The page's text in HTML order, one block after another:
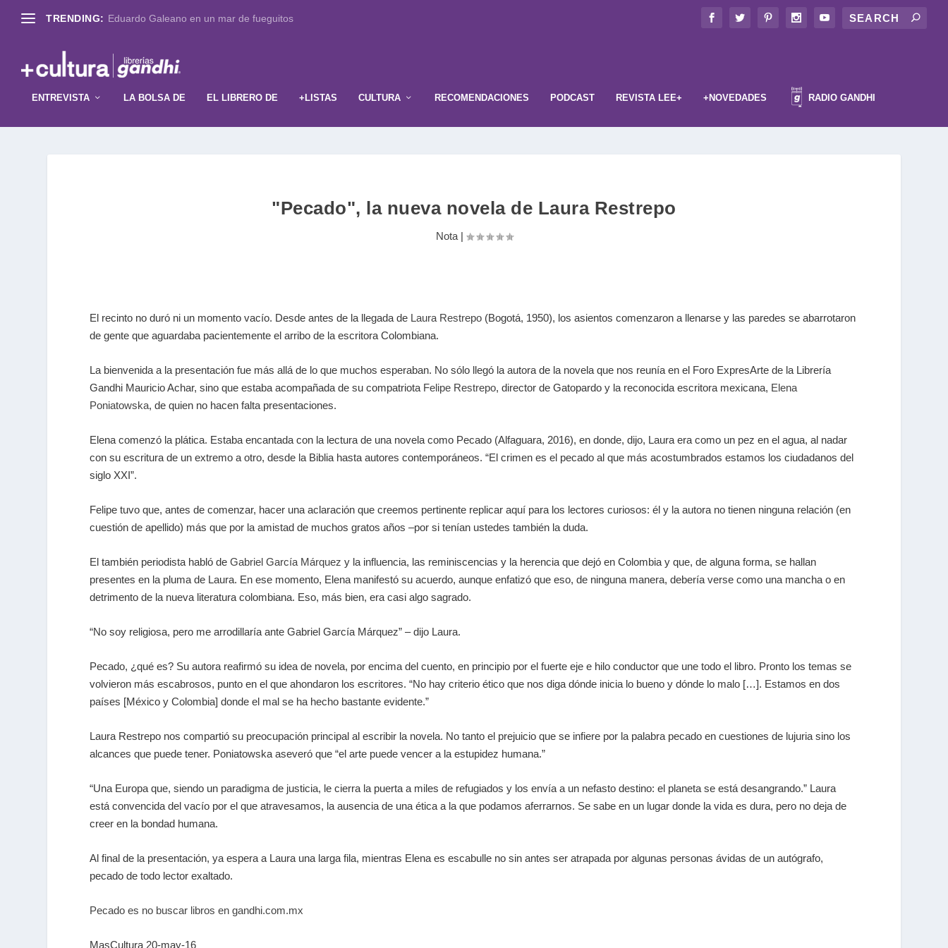
TRENDING: Eduardo Galeano en un mar de fueguitos
ENTREVISTA LA BOLSA DE EL LIBRERO DE +LISTAS CULTURA RECOMENDACIONES PODCAST REVISTA LEE+ +NOVEDADES RADIO GANDHI
"Pecado", la nueva novela de Laura Restrepo
Nota|
El recinto no duró ni un momento vacío. Desde antes de la llegada de Laura Restrepo (Bogotá, 1950), los asientos comenzaron a llenarse y las paredes se abarrotaron
de gente que aguardaba pacientemente el arribo de la escritora Colombiana.
La bienvenida a la presentación fue más allá de lo que muchos esperaban. No sólo llegó la autora de la novela que nos reunía en el Foro ExpresArte de la Librería
Gandhi Mauricio Achar, sino que estaba acompañada de su compatriota Felipe Restrepo, director de Gatopardo y la reconocida escritora mexicana, Elena
Poniatowska, de quien no hacen falta presentaciones.
Elena comenzó la plática. Estaba encantada con la lectura de una novela como Pecado (Alfaguara, 2016), en donde, dijo, Laura era como un pez en el agua, al nadar
con su escritura de un extremo a otro, desde la Biblia hasta autores contemporáneos. “El crimen es el pecado al que más acostumbrados estamos los ciudadanos del
siglo XXI”.
Felipe tuvo que, antes de comenzar, hacer una aclaración que creemos pertinente replicar aquí para los lectores curiosos: él y la autora no tienen ninguna relación (en
cuestión de apellido) más que por la amistad de muchos gratos años –por si tenían ustedes también la duda.
El también periodista habló deGabriel García Márquez y la influencia, las reminiscencias y la herencia que dejó en Colombia y que, de alguna forma, se hallan
presentes en la pluma de Laura. En ese momento, Elena manifestó su acuerdo, aunque enfatizó que eso, de ninguna manera, debería verse como una mancha o en
detrimento de la nueva literatura colombiana. Eso, más bien, era casi algo sagrado.
“No soy religiosa, pero me arrodillaría ante Gabriel García Márquez” – dijo Laura.
Pecado, ¿qué es? Su autora reafirmó su idea de novela, por encima del cuento, en principio por el fuerte eje e hilo conductor que une todo el libro. Pronto los temas se
volvieron más escabrosos, punto en el que ahondaron los escritores. “No hay criterio ético que nos diga dónde inicia lo bueno y dónde lo malo […]. Estamos en dos
países [México y Colombia] donde el mal se ha hecho bastante evidente.”
Laura Restrepo nos compartió su preocupación principal al escribir la novela. No tanto el prejuicio que se infiere por la palabra pecado en cuestiones de lujuria sino los
alcances que puede tener. Poniatowska aseveró que “el arte puede vencer a la estupidez humana.”
“Una Europa que, siendo un paradigma de justicia, le cierra la puerta a miles de refugiados y los envía a un nefasto destino: el planeta se está desangrando.” Laura
está convencida del vacío por el que atravesamos, la ausencia de una ética a la que podamos aferrarnos. Se sabe en un lugar donde la vida es dura, pero no deja de
creer en la bondad humana.
Al final de la presentación, ya espera a Laura una larga fila, mientras Elena es escabulle no sin antes ser atrapada por algunas personas ávidas de un autógrafo,
pecado de todo lector exaltado.
Pecado es no buscar libros en gandhi.com.mx
MasCultura 20-may-16